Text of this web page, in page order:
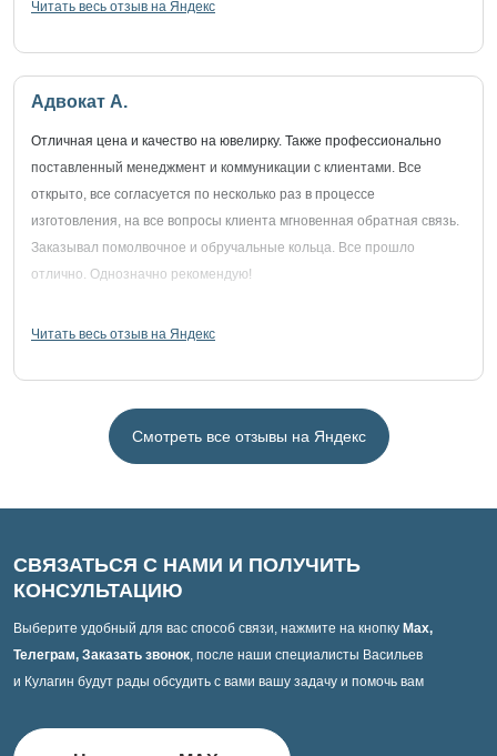
Читать весь отзыв на Яндекс
Адвокат А.
Отличная цена и качество на ювелирку. Также профессионально
поставленный менеджмент и коммуникации с клиентами. Все
открыто, все согласуется по несколько раз в процессе
изготовления, на все вопросы клиента мгновенная обратная связь.
Заказывал помолвочное и обручальные кольца. Все прошло
отлично. Однозначно рекомендую!
Читать весь отзыв на Яндекс
Смотреть все отзывы на Яндекс
СВЯЗАТЬСЯ С НАМИ И ПОЛУЧИТЬ
КОНСУЛЬТАЦИЮ
Выберите удобный для вас способ связи, нажмите на кнопку Max,
Телеграм, Заказать звонок, после наши специалисты Васильев
и Кулагин будут рады обсудить с вами вашу задачу и помочь вам